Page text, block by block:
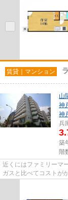
賃貸｜マンション
山
神
神
兵
築
階
近くにはファミリーマ
ガスと比べてコストが